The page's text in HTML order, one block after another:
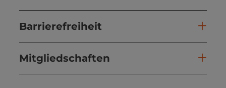
Barrierefreiheit
Mitgliedschaften